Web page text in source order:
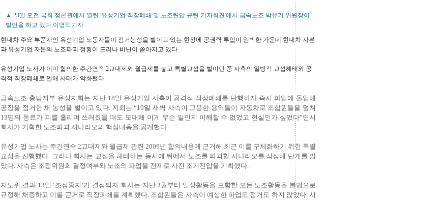
▲ 23일 오전 국회 정론관에서 열린 '유성기업 직장폐쇄 및 노조탄압 규탄 기자회견'에서 금속노조 박유기 위원장이
발언을 하고 있다.이명익기자
현대차 주요 부품사인 유성기업 노동자들이 점거농성을 벌이고 있는 현장에 공권력 투입이 임박한 가운데 현대차 자본
과 유성기업 자본의 노조파괴 정황이 드러나 비난이 쏟아지고 있다.
유성기업 노사가 이미 합의한 주간연속 2교대제와 월급제를 놓고 특별교섭을 벌이던 중 사측의 일방적 교섭해태와 공
격적 직장폐쇄로 인해 사태가 악화됐다.
금속노조 충남지부 유성지회는 지난 18일 유성기업 사측이 공격적 직장폐쇄를 단행하자 즉시 파업에 돌입해
공장을 점거한 채 농성을 벌이고 있다. 지회는 “19일 새벽 사측이 고용한 용역들이 자동차로 조합원들을 덮쳐
13명의 동료가 피를 흘리며 쓰러졌을 때도 도대체 이게 무슨 일인지 이해할 수 없었고 현실인가 싶었다”면서
회사가 기획한 노조파괴 시나리오의 핵심내용을 공개했다.
유성기업 노사는 주간연속 2교대제와 월급제 관련 2009년 합의내용에 근거해 최근 이를 구체화하기 위한 특별
교섭을 진행했다. 그러나 회사는 교섭을 해태하는 동시에 뒤에서 노조를 파괴할 시나리오를 작성해 단계를 밟
았다. 사측은 조정위원회 결정여부와 노조의 파업을 전제로 사전 조기진압을 기획했다.
지노위 결과 13일 ‘조정중지’가 결정되자 회사는 지난 3월부터 일상활동을 포함한 모든 노조활동을 불법으로
규정해 채증하고 이를 근거로 직장폐쇄를 계획했다. 조합원들은 사측이 예상한 파업도 점거도 하지 않았다. 시